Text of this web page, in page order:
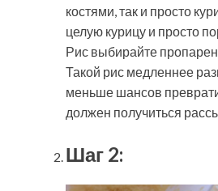
костями, так и просто
целую курицу и просто
Рис выбирайте
Такой рис медленнее
меньше шансов
должен получиться
Шаг 2: